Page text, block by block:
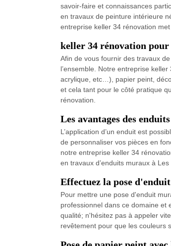
savoir-faire et connaissances
en travaux de peinture intérieure
entreprise keller 34 rénovation
keller 34 rénovation
Afin de vous fournir des travaux
l’ensemble. Notre entreprise
acrylique, etc…), papier peint,
et cela tant pour le côté pratique
rénovation.
Les avantages des
L’application d’un enduit est
de personnaliser vos pièces en
notre entreprise keller 34
en travaux d’enduits muraux à
Effectuez la pose
Pour mettre une pose d'enduit
professionnel dans ce domaine et
qualité; n'hésitez pas à appeler
revêtement pour que les couleurs